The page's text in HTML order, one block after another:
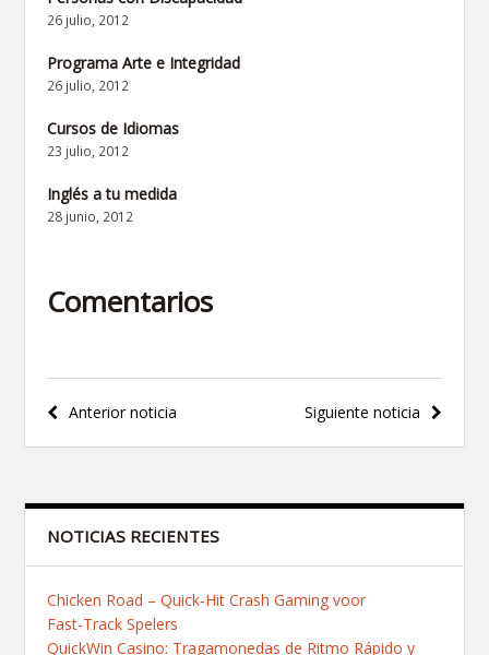
26 julio, 2012
Programa Arte e Integridad
26 julio, 2012
Cursos de Idiomas
23 julio, 2012
Inglés a tu medida
28 junio, 2012
Comentarios
Navegación
de
Siguiente noticia
Anterior noticia
NOTICIAS RECIENTES
Chicken Road – Quick‑Hit Crash Gaming voor
Fast‑Track Spelers
QuickWin Casino: Tragamonedas de Ritmo Rápido y